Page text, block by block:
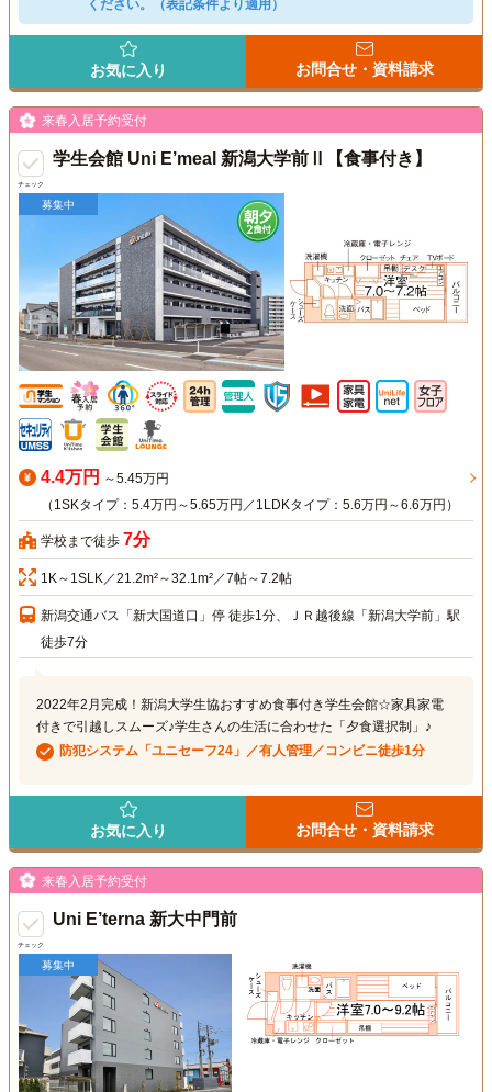
ください。（表記条件より適用）
お気に入り お問合せ・資料請求
チェック
来春入居予約受付
学生会館 Uni E’meal 新潟大学前Ⅱ【食事付き】
募集中
4.4万円 ～5.45万円
（1SKタイプ：5.4万円～5.65万円／1LDKタイプ：5.6万円～6.6万円）
学校まで徒歩 7分
1K～1SLK／21.2m²～32.1m²／7帖～7.2帖
新潟交通バス「新大国道口」停 徒歩1分、ＪＲ越後線「新潟大学前」駅
徒歩7分
2022年2月完成！新潟大学生協おすすめ食事付き学生会館☆家具家電
付きで引越しスムーズ♪学生さんの生活に合わせた「夕食選択制」♪
防犯システム「ユニセーフ24」／有人管理／コンビニ徒歩1分
お気に入り お問合せ・資料請求
チェック
来春入居予約受付
Uni E’terna 新大中門前
募集中